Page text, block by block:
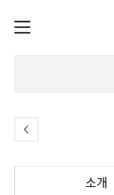
로그인
증명서재발급
전문센터
진료안내
소개